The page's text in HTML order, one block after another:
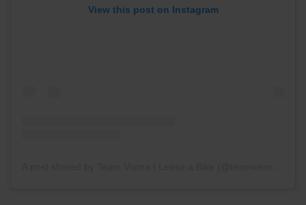
View this post on Instagram